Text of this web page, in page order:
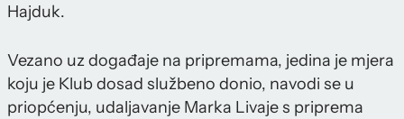
Hajduk.
Vezano uz događaje na pripremama, jedina je mjera
koju je Klub dosad službeno donio, navodi se u
priopćenju, udaljavanje Marka Livaje s priprema